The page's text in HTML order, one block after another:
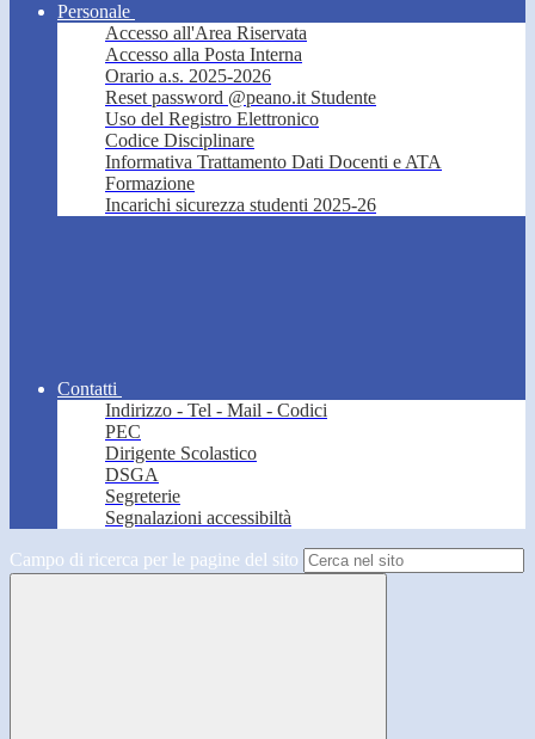
Personale
Accesso all'Area Riservata
Accesso alla Posta Interna
Orario a.s. 2025-2026
Reset password @peano.it Studente
Uso del Registro Elettronico
Codice Disciplinare
Informativa Trattamento Dati Docenti e ATA
Formazione
Incarichi sicurezza studenti 2025-26
Contatti
Indirizzo - Tel - Mail - Codici
PEC
Dirigente Scolastico
DSGA
Segreterie
Segnalazioni accessibiltà
Campo di ricerca per le pagine del sito